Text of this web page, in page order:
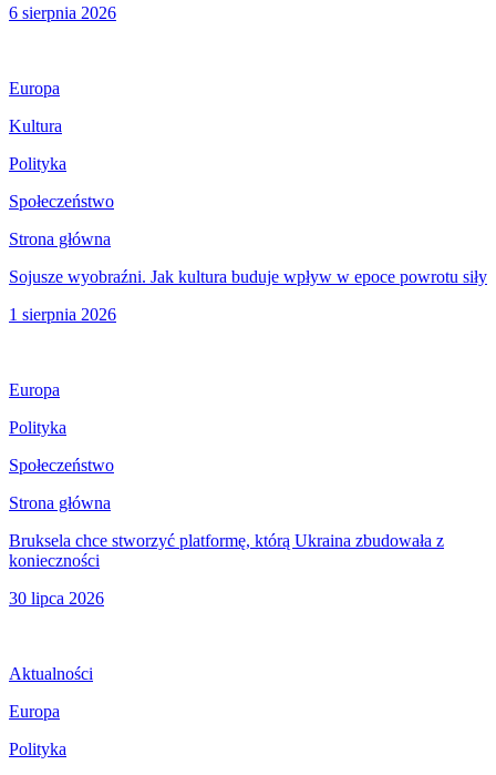
6 sierpnia 2026
Europa
Kultura
Polityka
Społeczeństwo
Strona główna
Sojusze wyobraźni. Jak kultura buduje wpływ w epoce powrotu siły
1 sierpnia 2026
Europa
Polityka
Społeczeństwo
Strona główna
Bruksela chce stworzyć platformę, którą Ukraina zbudowała z
konieczności
30 lipca 2026
Aktualności
Europa
Polityka